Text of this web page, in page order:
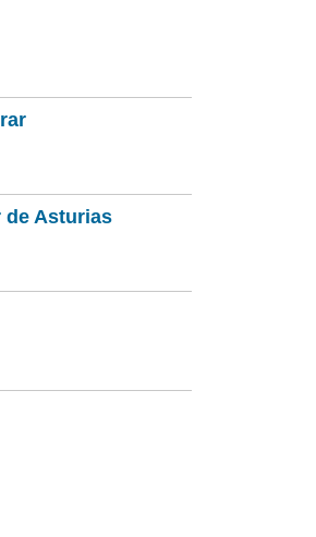
de Asturias